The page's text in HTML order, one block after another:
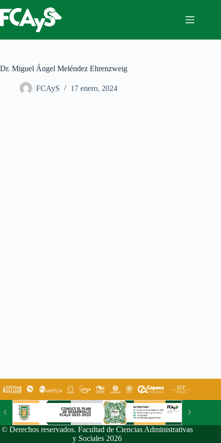
al
contenido
Dr. Miguel Ángel Meléndez Ehrenzweig
FCAyS 17 enero, 2024
© Derechos reservados. Facultad de Ciencias Administrativas
y Sociales 2026